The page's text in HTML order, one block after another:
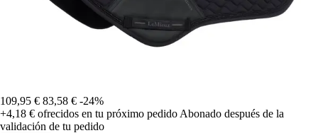
109,95 € 83,58 € -24%
+4,18 € ofrecidos en tu próximo pedido Abonado después de la
validación de tu pedido